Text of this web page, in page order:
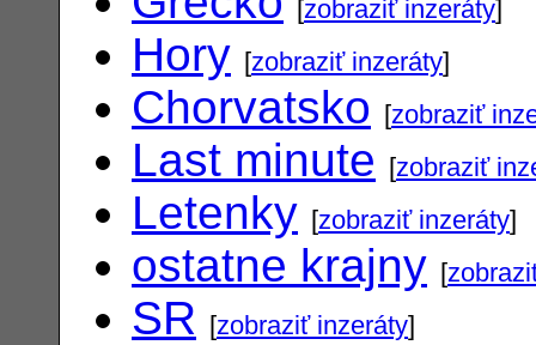
[zobraziť inzeráty]
Hory [zobraziť inzeráty]
Chorvatsko [zobraziť
Last minute [zobraziť
Letenky [zobraziť inzeráty]
ostatne krajny [
SR [zobraziť inzeráty]